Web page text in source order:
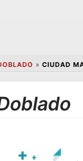
» CIUDAD